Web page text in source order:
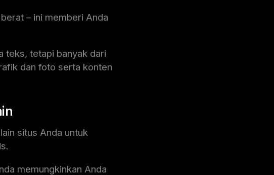
– ini memberi Anda
teks, tetapi banyak dari
dan foto serta konten
situs Anda untuk
memungkinkan Anda